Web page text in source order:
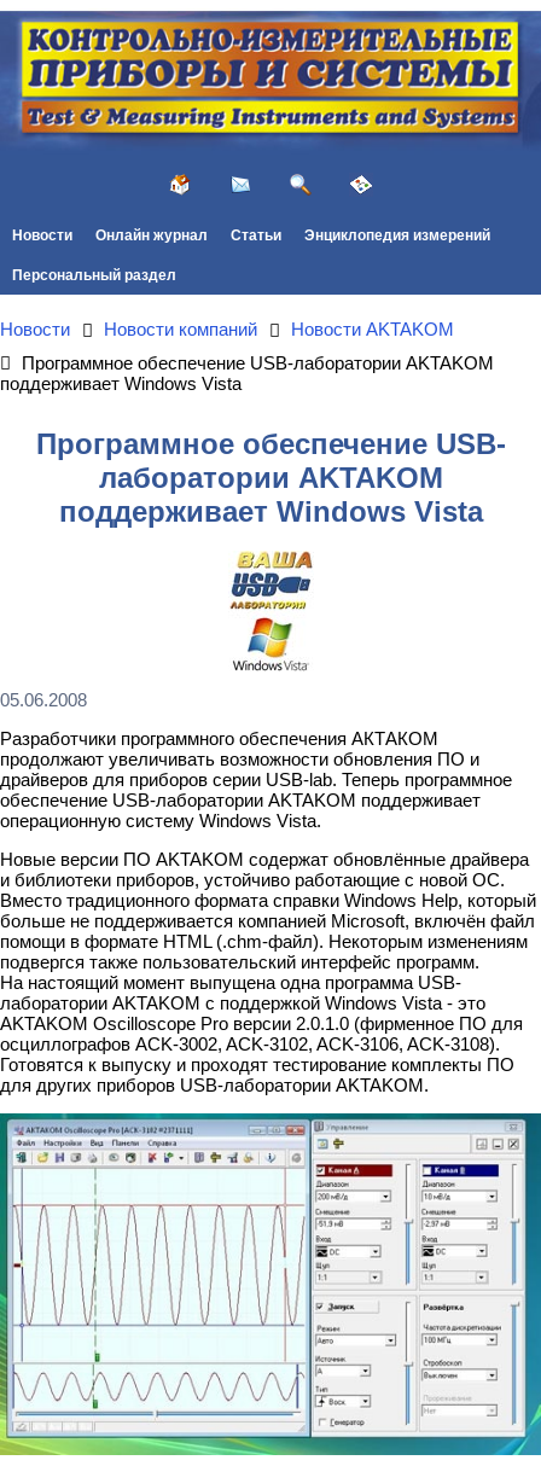
Новости Онлайн журнал Статьи Энциклопедия измерений
Персональный раздел
Новости Новости компаний
Новости AKTAKOM
Программное обеспечение USB-лаборатории AKTAKOM
поддерживает Windows Vista
Программное обеспечение USB-
лаборатории AKTAKOM
поддерживает Windows Vista
05.06.2008
Разработчики программного обеспечения АКТАКОМ
продолжают увеличивать возможности обновления ПО и
драйверов для приборов серии USB-lab. Теперь программное
обеспечение USB-лаборатории AKTAKOM поддерживает
операционную систему Windows Vista.
Новые версии ПО AKTAKOM содержат обновлённые драйвера
и библиотеки приборов, устойчиво работающие с новой ОС.
Вместо традиционного формата справки Windows Help, который
больше не поддерживается компанией Microsoft, включён файл
помощи в формате HTML (.chm-файл). Некоторым изменениям
подвергся также пользовательский интерфейс программ.
На настоящий момент выпущена одна программа USB-
лаборатории AKTAKOM с поддержкой Windows Vista - это
AKTAKOM Oscilloscope Pro версии 2.0.1.0 (фирменное ПО для
осциллографов ACK-3002, ACK-3102, ACK-3106, ACK-3108).
Готовятся к выпуску и проходят тестирование комплекты ПО
для других приборов USB-лаборатории AKTAKOM.